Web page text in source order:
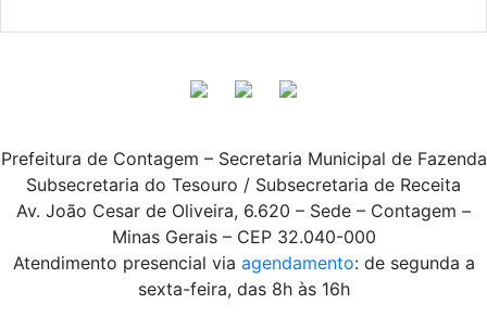
Prefeitura de Contagem – Secretaria Municipal de Fazenda
Subsecretaria do Tesouro / Subsecretaria de Receita
Av. João Cesar de Oliveira, 6.620 – Sede – Contagem –
Minas Gerais – CEP 32.040-000
Atendimento presencial via agendamento: de segunda a
sexta-feira, das 8h às 16h